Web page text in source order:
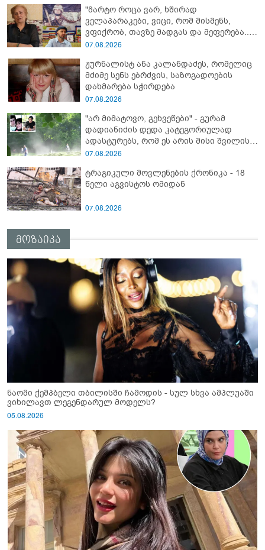
კომენტარს აკეთებს
"მარტო როცა ვარ, ხშირად
ველაპარაკები, ვიცი, რომ მისმენს,
ვფიქრობ, თავზე მადგას და მეფერება...“
- გიორგი კეკელიძე გმირი ანწუხელიძის
მონათხრობს აქვეყნებს
07.08.2026
ჟურნალისტ ანა კალანდაძეს, რომელიც
მძიმე სენს ებრძვის, საზოგადოების
დახმარება სჭირდება
07.08.2026
"არ მიმატოვო, გეხვეწები" - გუ­რა­მ
დადიანიძის დედა კა­ტე­გო­რი­უ­ლად
ადას­ტუ­რებს, რომ ეს არის მისი შვი­ლის
ხმა
07.08.2026
ტრაგიკული მოვლენების ქრონიკა - 18
წელი აგვისტოს ომიდან
07.08.2026
მოზაიკა
ნაომი ქემპბელი თბილისში ჩამოდის - სულ სხვა ამპლუაში
ვიხილავთ ლეგენდარულ მოდელს?
05.08.2026